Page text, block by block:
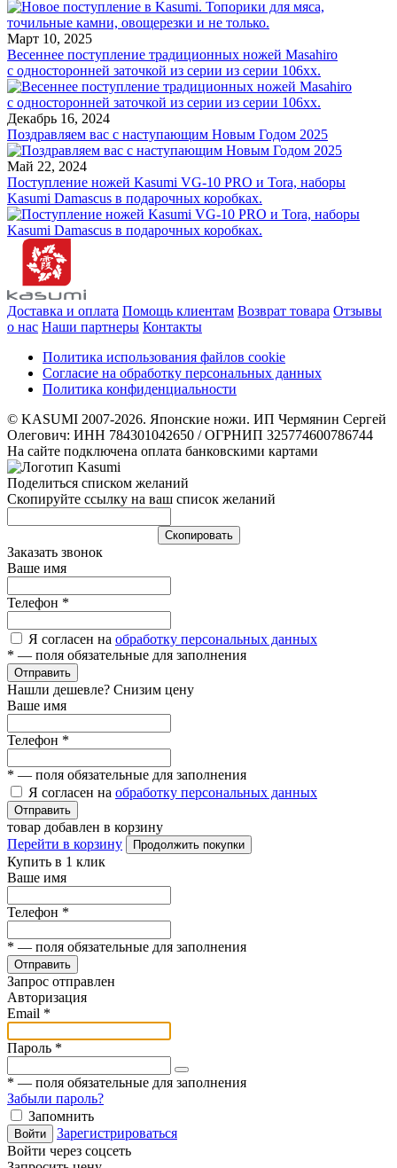
Март 10, 2025
Весеннее поступление традиционных ножей Masahiro
с односторонней заточкой из серии из серии 106хх.
Декабрь 16, 2024
Поздравляем вас с наступающим Новым Годом 2025
Май 22, 2024
Поступление ножей Kasumi VG-10 PRO и Tora, наборы
Kasumi Damascus в подарочных коробках.
Доставка и оплата Помощь клиентам Возврат товара Отзывы
о нас Наши партнеры Контакты
Политика использования файлов cookie
Согласие на обработку персональных данных
Политика конфиденциальности
© KASUMI 2007-2026. Японские ножи. ИП Чермянин Сергей
Олегович: ИНН 784301042650 / ОГРНИП 325774600786744
На сайте подключена оплата банковскими картами
Поделиться списком желаний
Скопируйте ссылку на ваш список желаний
Cкопировать
Заказать звонок
Ваше имя
Телефон *
Я согласен на обработку персональных данных
* — поля обязательные для заполнения
Отправить
Нашли дешевле? Снизим цену
Ваше имя
Телефон *
* — поля обязательные для заполнения
Я согласен на обработку персональных данных
Отправить
товар добавлен в корзину
Перейти в корзину
Продолжить покупки
Купить в 1 клик
Ваше имя
Телефон *
* — поля обязательные для заполнения
Отправить
Запрос отправлен
Авторизация
Email *
Пароль *
* — поля обязательные для заполнения
Забыли пароль?
Запомнить
Войти
Зарегистрироваться
Войти через соцсеть